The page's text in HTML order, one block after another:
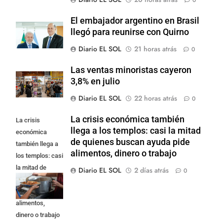
El embajador argentino en Brasil
llegó para reunirse con Quirno
Diario EL SOL
21 horas atrás 0
Las ventas minoristas cayeron
3,8% en julio
Diario EL SOL
22 horas atrás 0
La crisis
económica
también llega a
los templos: casi
la mitad de
quienes buscan
ayuda pide
alimentos,
dinero o trabajo
La crisis económica también
llega a los templos: casi la mitad
de quienes buscan ayuda pide
alimentos, dinero o trabajo
Diario EL SOL
2 días atrás 0